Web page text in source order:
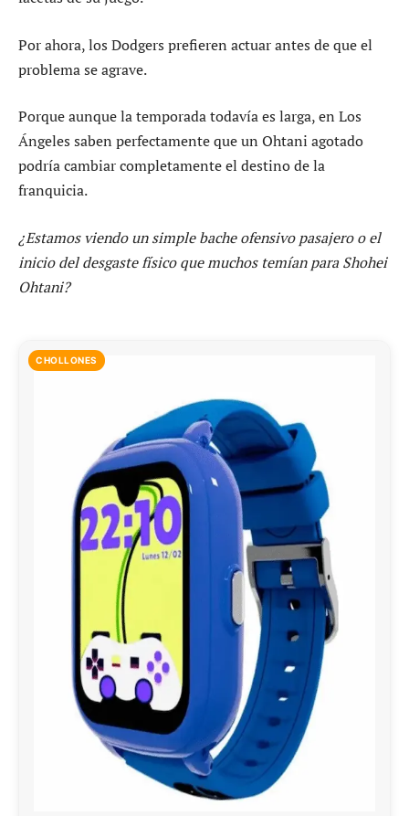
Por ahora, los Dodgers prefieren actuar antes de que el
problema se agrave.
Porque aunque la temporada todavía es larga, en Los
Ángeles saben perfectamente que un Ohtani agotado
podría cambiar completamente el destino de la
franquicia.
¿Estamos viendo un simple bache ofensivo pasajero o el
inicio del desgaste físico que muchos temían para Shohei
Ohtani?
CHOLLONES